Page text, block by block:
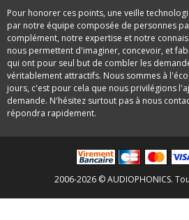
Pour honorer ces points, une veille
par notre équipe composée de personnes
complément, notre expertise et notre
nous permettent d'imaginer, concevoir, et
qui ont pour seul but de combler les
véritablement attractifs. Nous sommes à
jours, c'est pour cela que nous privilégions
demande. N'hésitez surtout pas à nous
répondra rapidement.
2006-2026 © AUDIOPHONICS.